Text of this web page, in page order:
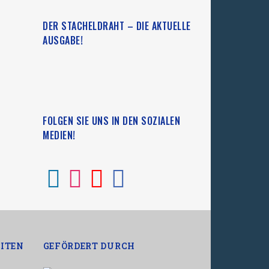
DER STACHELDRAHT – DIE AKTUELLE
AUSGABE!
FOLGEN SIE UNS IN DEN SOZIALEN
MEDIEN!
GEFÖRDERT DURCH